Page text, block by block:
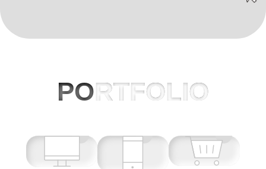
PORTFOLIO